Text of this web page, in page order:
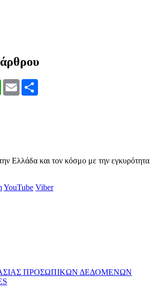
WhatsApp
Email
Ελλάδα και τον κόσμο με την εγκυρότητα
YouTube Viber
ΠΡΟΣΩΠΙΚΩΝ ΔΕΔΟΜΕΝΩΝ